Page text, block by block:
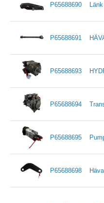
P65688690
P65688691
P65688693
P65688694
P65688695
P65688698